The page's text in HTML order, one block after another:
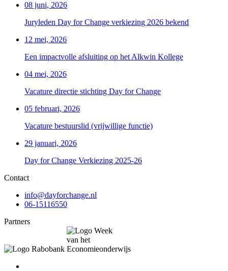
08 juni, 2026
Juryleden Day for Change verkiezing 2026 bekend
12 mei, 2026
Een impactvolle afsluiting op het Alkwin Kollege
04 mei, 2026
Vacature directie stichting Day for Change
05 februari, 2026
Vacature bestuurslid (vrijwillige functie)
29 januari, 2026
Day for Change Verkiezing 2025-26
Contact
info@dayforchange.nl
06-15116550
Partners